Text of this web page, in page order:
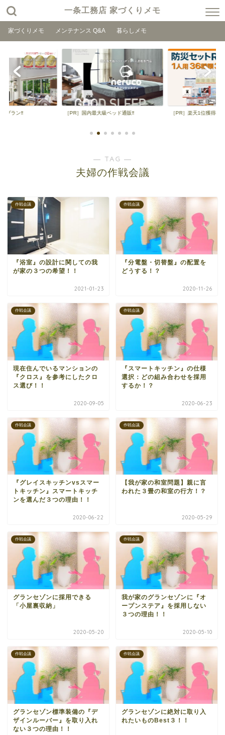
一条工務店 家づくりメモ
家づくりメモ メンテナンス Q&A 暮らしメモ
プラン‼ ［PR］国内最大級ベッド通販‼ ［PR］楽天1位獲得の
― TAG ―
夫婦の作戦会議
作戦会議
『浴室』の設計に関しての我
が家の３つの希望！！
2021-01-23
作戦会議
『分電盤・切替盤』の配置を
どうする！？
2020-11-26
作戦会議
現在住んでいるマンションの
『クロス』を参考にしたクロ
ス選び！！
2020-09-05
作戦会議
『スマートキッチン』の仕様
選択：どの組み合わせを採用
するか！？
2020-06-23
作戦会議
『グレイスキッチンvsスマー
トキッチン』スマートキッチ
ンを選んだ３つの理由！！
2020-06-22
作戦会議
【我が家の和室問題】親に言
われた３畳の和室の行方！？
2020-05-29
作戦会議
グランセゾンに採用できる
「小屋裏収納」
2020-05-20
作戦会議
我が家のグランセゾンに『オ
ープンステア』を採用しない
３つの理由！！
2020-05-10
作戦会議
グランセゾン標準装備の『デ
ザインルーバー』を取り入れ
ない３つの理由！！
作戦会議
グランセゾンに絶対に取り入
れたいものBest３！！